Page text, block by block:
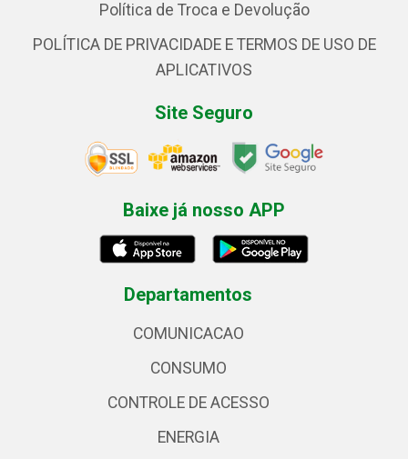
Política de Troca e Devolução
POLÍTICA DE PRIVACIDADE E TERMOS DE USO DE
APLICATIVOS
Site Seguro
Baixe já nosso APP
Departamentos
COMUNICACAO
CONSUMO
CONTROLE DE ACESSO
ENERGIA